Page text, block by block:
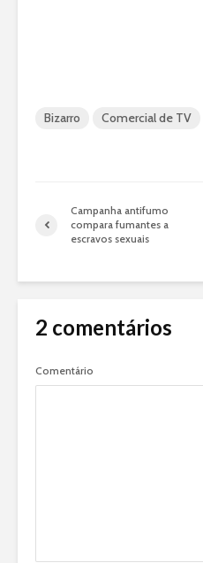
Bizarro Comercial de TV
Campanha antifumo
compara fumantes a
escravos sexuais
2 comentários
Comentário